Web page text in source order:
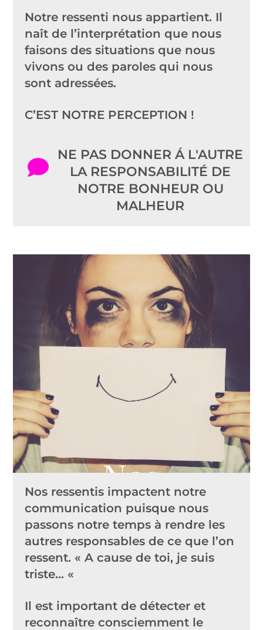
Notre ressenti nous appartient. Il
naît de l’interprétation que nous
faisons des situations que nous
vivons ou des paroles qui nous
sont adressées.
C’EST NOTRE PERCEPTION !
NE PAS DONNER Á L'AUTRE
LA RESPONSABILITÉ DE
NOTRE BONHEUR OU
MALHEUR
Nos
ressentis,
Kesako ?
Nos ressentis impactent notre
communication puisque nous
passons notre temps à rendre les
autres responsables de ce que l’on
ressent. « A cause de toi, je suis
triste… «
Il est important de détecter et
reconnaître consciemment le